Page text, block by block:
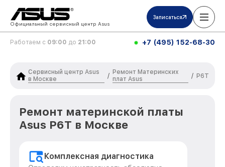
Официальный сервисный центр Asus
Записаться
Работаем с 09:00 до 21:00 +7 (495) 152-68-30
Сервисный центр Asus
в Москве
/
Ремонт Материнских
плат Asus
/ P6T
Ремонт материнской платы
Asus P6T в Москве
Комплексная диагностика